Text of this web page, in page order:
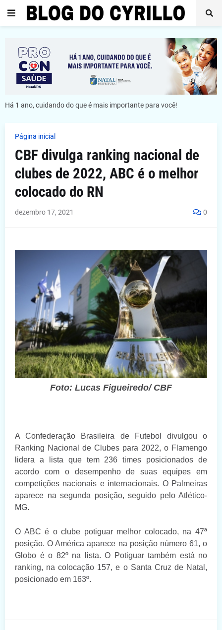
Há 1 ano, cuidando do que é mais importante para você!
Página inicial
CBF divulga ranking nacional de
clubes de 2022, ABC é o melhor
colocado do RN
dezembro 17, 2021 0
Foto: Lucas Figueiredo/ CBF
A Confederação Brasileira de Futebol divulgou o
Ranking Nacional de Clubes para 2022, o Flamengo
lidera a lista que tem 236 times posicionados de
acordo com o desempenho de suas equipes em
competições nacionais e internacionais. O Palmeiras
aparece na segunda posição, seguido pelo Atlético-
MG.
O ABC é o clube potiguar melhor colocado, na 47ª
posição. O América aparece na posição número 61, o
Globo é o 82º na lista. O Potiguar também está no
ranking, na colocação 157, e o Santa Cruz de Natal,
posicionado em 163º.